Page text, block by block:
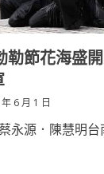
勒節花海盛
6 月 1 日
永源．陳慧明